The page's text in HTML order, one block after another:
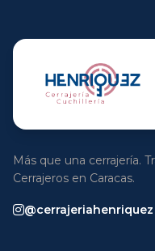
Más que una cerrajería.
Cerrajeros en Caracas.
@cerrajeriahenriquez